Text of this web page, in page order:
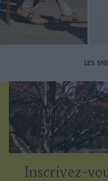
LES
Inscrivez-